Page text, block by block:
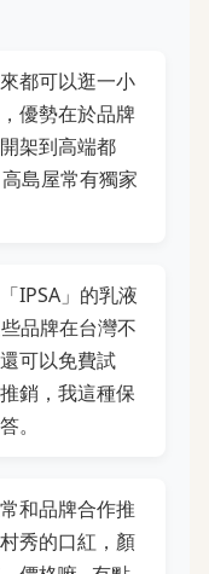
都可以逛一小
優勢在於品牌
架到高端都
島屋常有獨家
IPSA」的乳液
品牌在台灣不
可以免費試
銷，我這種保
。
和品牌合作推
秀的口紅，顏